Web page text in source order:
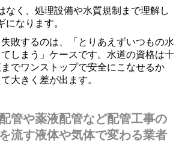
なく、処理設備や水質規制まで理解し
になります。
敗するのは、「とりあえずいつもの水
しまう」ケースです。水道の資格は十
でワンストップで安全にこなせるか
大きく差が出ます。
管や薬液配管など配管工事の
流す液体や気体で変わる業者